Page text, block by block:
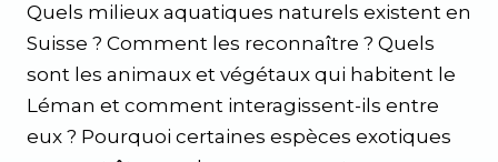
Quels milieux aquatiques naturels existent en
Suisse ? Comment les reconnaître ? Quels
sont les animaux et végétaux qui habitent le
Léman et comment interagissent-ils entre
eux ? Pourquoi certaines espèces exotiques